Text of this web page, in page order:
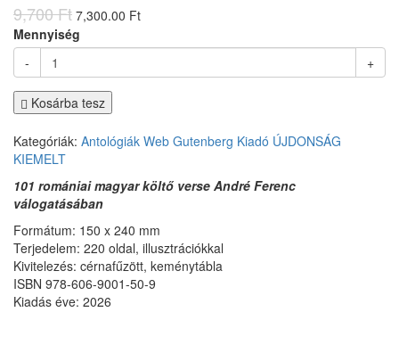
9,700 Ft 7,300.00 Ft
Mennyiség
-
+
Kosárba tesz
Kategóriák: Antológiák Web Gutenberg Kiadó ÚJDONSÁG
KIEMELT
101 romániai magyar költő verse André Ferenc
válogatásában
Formátum: 150 x 240 mm
Terjedelem: 220 oldal, illusztrációkkal
Kivitelezés: cérnafűzött, keménytábla
ISBN 978-606-9001-50-9
Kiadás éve: 2026